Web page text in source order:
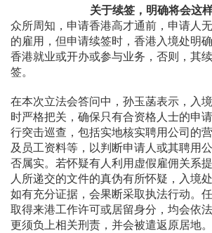
关于续签，明确将会这
众所周知，申请香港高才通前，申请人
的雇用，但申请续签时，香港入境处明
香港就业或开办或参与业务，否则，其
签。
在本次立法会答问中，孙玉菡表示，入
时严格把关，确保只有合资格人士的申
行突击巡查，包括实地核实聘用公司的
及员工资料等，以判断申请人或其聘用
否属实。若怀疑有人利用虚假雇佣关系
人所递交的文件的真伪有所怀疑，入境
如有充分证据，会果断采取执法行动。
取得来港工作许可或居留身分，均会依
更须负上相关刑责，并会被遣返原居地。